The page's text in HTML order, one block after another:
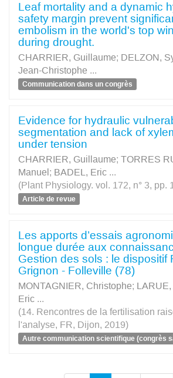
Leaf mortality and a dynamic
safety margin prevent
embolism in the world's top
during drought.
CHARRIER, Guillaume; DELZON,
Jean-Christophe ...
Communication dans un congrès
Evidence for hydraulic
segmentation and lack of
under tension
CHARRIER, Guillaume; TORRES
Manuel ; BADEL, Eric ...
(Plant Physiology. vol. 172, n° 3, pp.
Article de revue
Les apports d’essais
longue durée aux
Gestion des sols : le dispositif
Grignon - Folleville (78)
MONTAGNIER, Christophe; LARUE,
Eric ...
(14. Rencontres de la fertilisation
l'analyse, FR, Dijon, 2019)
Autre communication scientifique (congrès